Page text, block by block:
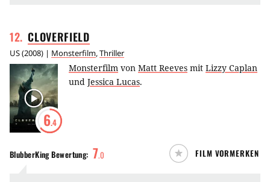
12. CLOVERFIELD
US(2008) | Monsterfilm,Thriller
6.4
Monsterfilm von Matt Reeves mit Lizzy Caplan
und Jessica Lucas.
BlubberKingBewertung: 7.0 FILM VORMERKEN